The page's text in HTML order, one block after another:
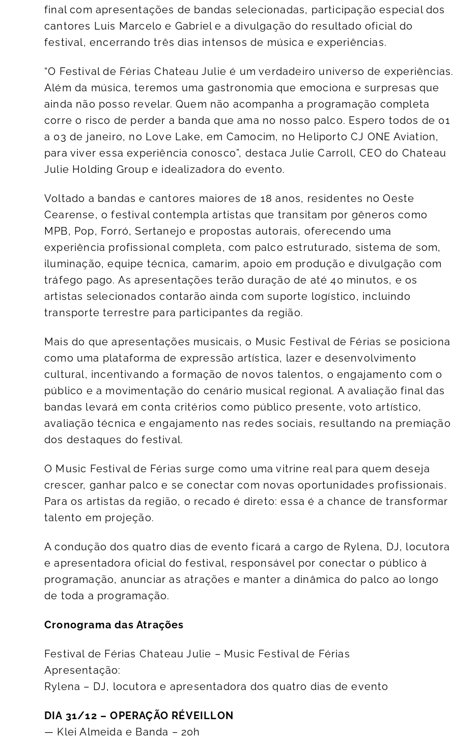
final com apresentações de bandas selecionadas, participação especial dos
cantores Luis Marcelo e Gabriel e a divulgação do resultado oficial do
festival, encerrando três dias intensos de música e experiências.
“O Festival de Férias Chateau Julie é um verdadeiro universo de experiências.
Além da música, teremos uma gastronomia que emociona e surpresas que
ainda não posso revelar. Quem não acompanha a programação completa
corre o risco de perder a banda que ama no nosso palco. Espero todos de 01
a 03 de janeiro, no Love Lake, em Camocim, no Heliporto CJ ONE Aviation,
para viver essa experiência conosco”, destaca Julie Carroll, CEO do Chateau
Julie Holding Group e idealizadora do evento.
Voltado a bandas e cantores maiores de 18 anos, residentes no Oeste
Cearense, o festival contempla artistas que transitam por gêneros como
MPB, Pop, Forró, Sertanejo e propostas autorais, oferecendo uma
experiência profissional completa, com palco estruturado, sistema de som,
iluminação, equipe técnica, camarim, apoio em produção e divulgação com
tráfego pago. As apresentações terão duração de até 40 minutos, e os
artistas selecionados contarão ainda com suporte logístico, incluindo
transporte terrestre para participantes da região.
Mais do que apresentações musicais, o Music Festival de Férias se posiciona
como uma plataforma de expressão artística, lazer e desenvolvimento
cultural, incentivando a formação de novos talentos, o engajamento com o
público e a movimentação do cenário musical regional. A avaliação final das
bandas levará em conta critérios como público presente, voto artístico,
avaliação técnica e engajamento nas redes sociais, resultando na premiação
dos destaques do festival.
O Music Festival de Férias surge como uma vitrine real para quem deseja
crescer, ganhar palco e se conectar com novas oportunidades profissionais.
Para os artistas da região, o recado é direto: essa é a chance de transformar
talento em projeção.
A condução dos quatro dias de evento ficará a cargo de Rylena, DJ, locutora
e apresentadora oficial do festival, responsável por conectar o público à
programação, anunciar as atrações e manter a dinâmica do palco ao longo
de toda a programação.
Cronograma das Atrações
Festival de Férias Chateau Julie – Music Festival de Férias
Apresentação:
Rylena – DJ, locutora e apresentadora dos quatro dias de evento
DIA 31/12 – OPERAÇÃO RÉVEILLON
— Klei Almeida e Banda – 20h